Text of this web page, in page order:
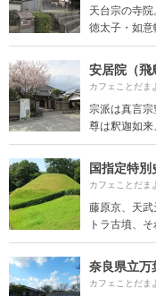
天台宗の寺
徳太子・如意
安居院（飛
カフェことだま
宗派は真言
尊は釈迦如来
国指定特
カフェことだま
藤原京、天
トラ古墳、
奈良県立万
カフェことだま